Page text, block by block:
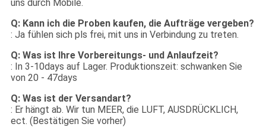
uns durch Mobile.
Q: Kann ich die Proben kaufen, die Aufträge vergeben?
: Ja fühlen sich pls frei, mit uns in Verbindung zu treten.
Q: Was ist Ihre Vorbereitungs- und Anlaufzeit?
: In 3-10days auf Lager. Produktionszeit: schwanken Sie
von 20 - 47days
Q: Was ist der Versandart?
: Er hängt ab. Wir tun MEER, die LUFT, AUSDRÜCKLICH,
ect. (Bestätigen Sie vorher)